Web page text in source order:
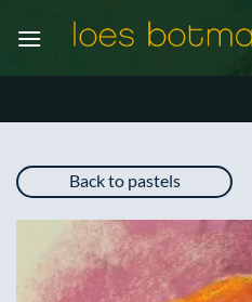
naar
Back to pastels